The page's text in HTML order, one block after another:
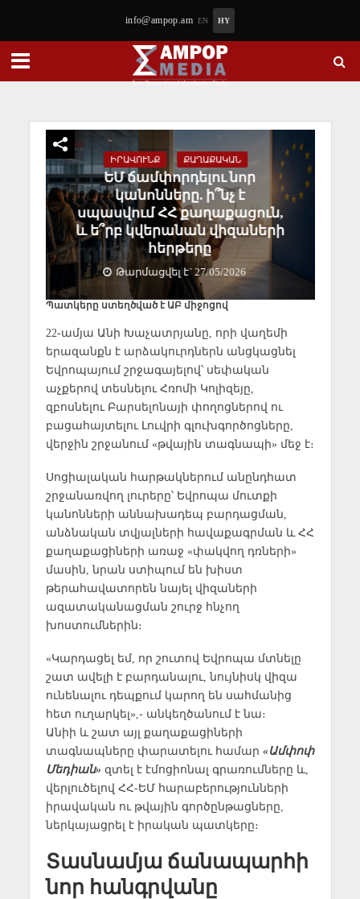
info@ampop.am EN HY
ԻՐԱՎՈՒՆՔ ՔԱՂԱՔԱԿԱՆ
ԵՄ ճամփորդելու նոր
կանոնները. ի՞նչ է
սպասվում ՀՀ քաղաքացուն,
և ե՞րբ կվերանան վիզաների
հերթերը
Թարմացվել է` 27/05/2026
Պատկերը ստեղծված է ԱԲ միջոցով
22-ամյա Անի Խաչատրյանը, որի վաղեմի
երազանքն է արձակուրդներն անցկացնել
Եվրոպայում շրջագայելով՝ սեփական
աչքերով տեսնելու Հռոմի Կոլիզեյը,
զբոսնելու Բարսելոնայի փողոցներով ու
բացահայտելու Լուվրի գլուխգործոցները,
վերջին շրջանում «թվային տագնապի» մեջ է։
Սոցիալական հարթակներում անընդհատ
շրջանառվող լուրերը՝ Եվրոպա մուտքի
կանոնների աննախադեպ բարդացման,
անձնական տվյալների հավաքագրման և ՀՀ
քաղաքացիների առաջ «փակվող դռների»
մասին, նրան ստիպում են խիստ
թերահավատորեն նայել վիզաների
ազատականացման շուրջ հնչող
խոստումներին։
«Կարդացել եմ, որ շուտով Եվրոպա մտնելը
շատ ավելի է բարդանալու, նույնիսկ վիզա
ունենալու դեպքում կարող են սահմանից
հետ ուղարկել»,- անկեղծանում է նա։
Անիի և շատ այլ քաղաքացիների
տագնապները փարատելու համար «Ամփոփ
Մեդիան» զտել է էմոցիոնալ գրառումները և,
վերլուծելով ՀՀ-ԵՄ հարաբերությունների
իրավական ու թվային գործընթացները,
ներկայացրել է իրական պատկերը։
Տասնամյա ճանապարհի
նոր հանգրվանը